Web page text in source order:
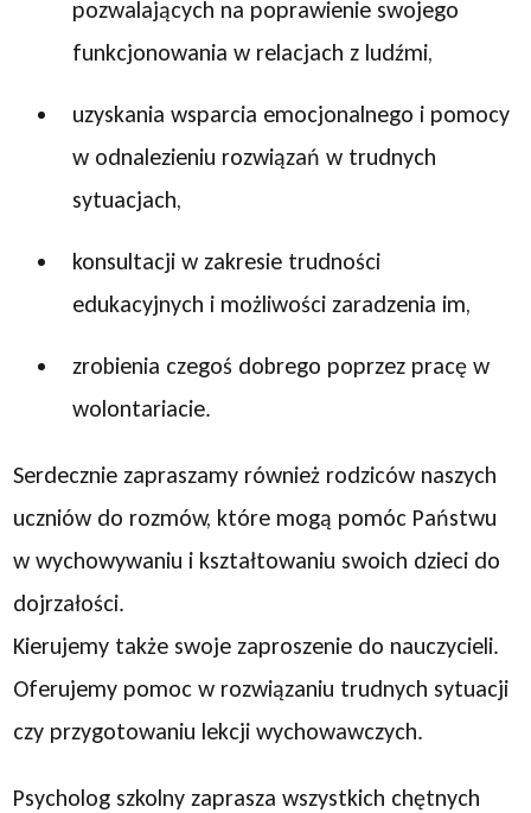
pozwalających na poprawienie swojego
funkcjonowania w relacjach z ludźmi,
uzyskania wsparcia emocjonalnego i pomocy
w odnalezieniu rozwiązań w trudnych
sytuacjach,
konsultacji w zakresie trudności
edukacyjnych i możliwości zaradzenia im,
zrobienia czegoś dobrego poprzez pracę w
wolontariacie.
Serdecznie zapraszamy również rodziców naszych
uczniów do rozmów, które mogą pomóc Państwu
w wychowywaniu i kształtowaniu swoich dzieci do
dojrzałości.
Kierujemy także swoje zaproszenie do nauczycieli.
Oferujemy pomoc w rozwiązaniu trudnych sytuacji
czy przygotowaniu lekcji wychowawczych.
Psycholog szkolny zaprasza wszystkich chętnych